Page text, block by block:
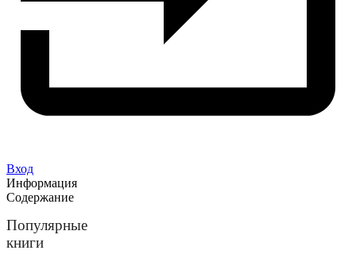
Вход
Информация
Содержание
Популярные
книги